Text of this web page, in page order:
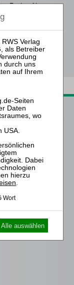
Probe-Abo
Wort
Alle auswählen